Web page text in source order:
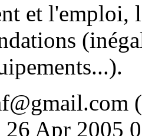
et l'emploi,
26 Apr 2005